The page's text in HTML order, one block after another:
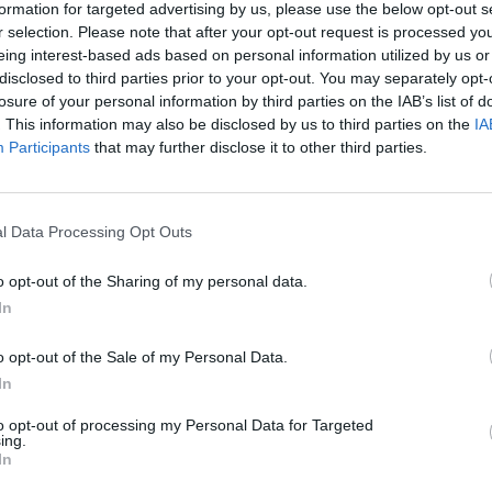
for targeted advertising by us, please use the below opt-out
selection. Please note that after your opt-out request is processed
interest-based ads based on personal information utilized by us
to third parties prior to your opt-out. You may separately
of your personal information by third parties on the IAB’s list of
This information may also be disclosed by us to third parties on the
Participants that may further disclose it to other third parties.
Data Processing Opt Outs
opt-out of the Sharing of my personal data.
opt-out of the Sale of my Personal Data.
opt-out of processing my Personal Data for Targeted
de la Fuente Maza (vocal Mujer y Deporte) y
de Tecnología y Digitalización y Mujer y
ha nombrado a Cocha Velasco Martín nueva
y a Vanessa Magro Herráiz, nueva tesorera.
perfiles especialistas en sus respectivas
en el mundo del pádel
”, ha subrayado
órgano directivo de la Federación Española de
a anteriores épocas, solo hay dos presidentes
federaciones deportivas”, insiste su presidente.
Presidentes, un foro de análisis y debate
de las federaciones territoriales de pádel en
asuntos que les afectan.